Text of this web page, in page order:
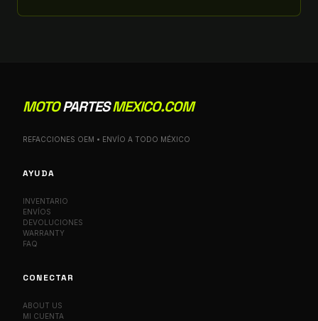
MOTOPARTESMEXICO.COM
REFACCIONES OEM • ENVÍO A TODO MÉXICO
AYUDA
INVENTARIO
ENVÍOS
DEVOLUCIONES
WARRANTY
FAQ
CONECTAR
ABOUT US
MI CUENTA